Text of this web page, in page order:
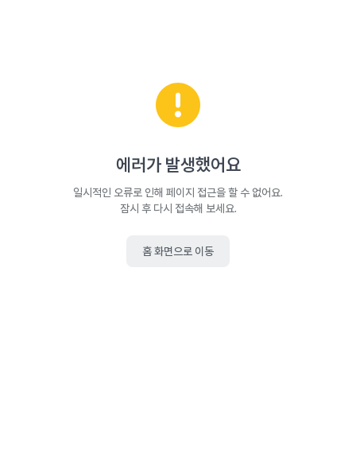
에러가 발생했어요
일시적인 오류로 인해 페이지 접근을 할 수 없어요.
잠시 후 다시 접속해 보세요.
홈 화면으로 이동